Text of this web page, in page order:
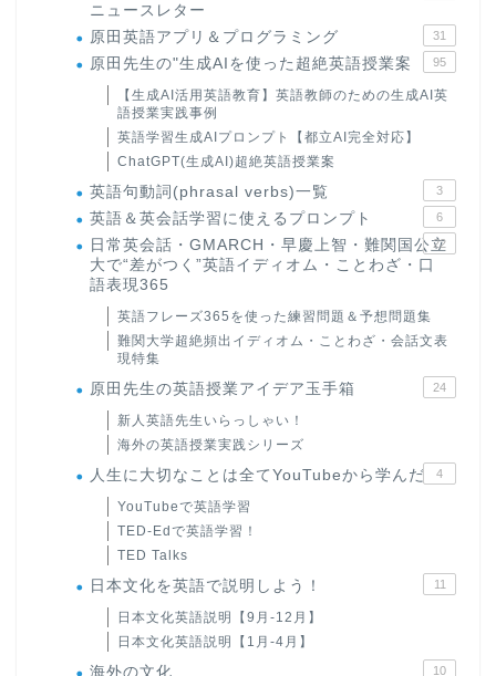
ニュースレター
原田英語アプリ＆プログラミング 31
原田先生の"生成AIを使った超絶英語授業案 95
【生成AI活用英語教育】英語教師のための生成AI英
語授業実践事例
英語学習生成AIプロンプト【都立AI完全対応】
ChatGPT(生成AI)超絶英語授業案
英語句動詞(phrasal verbs)一覧 3
英語＆英会話学習に使えるプロンプト 6
日常英会話・GMARCH・早慶上智・難関国公立
大で“差がつく”英語イディオム・ことわざ・口
語表現365
22
英語フレーズ365を使った練習問題＆予想問題集
難関大学超絶頻出イディオム・ことわざ・会話文表
現特集
原田先生の英語授業アイデア玉手箱 24
新人英語先生いらっしゃい！
海外の英語授業実践シリーズ
人生に大切なことは全てYouTubeから学んだ 4
YouTubeで英語学習
TED-Edで英語学習！
TED Talks
日本文化を英語で説明しよう！ 11
日本文化英語説明【9月-12月】
日本文化英語説明【1月-4月】
海外の文化 10